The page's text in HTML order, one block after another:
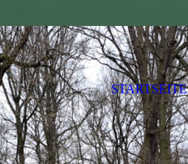
STARTSEITE